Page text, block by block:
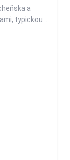
a
typickou ...